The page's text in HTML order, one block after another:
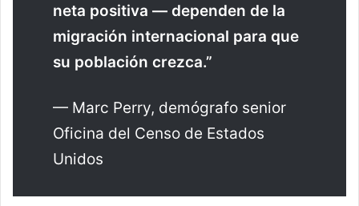
neta positiva — dependen de la
migración internacional para que
su población crezca.”
— Marc Perry, demógrafo senior
Oficina del Censo de Estados
Unidos